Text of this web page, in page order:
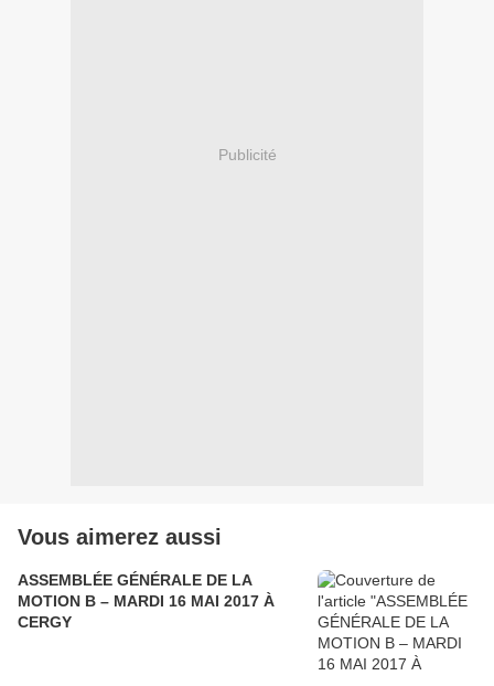
Publicité
Vous aimerez aussi
ASSEMBLÉE GÉNÉRALE DE LA
MOTION B – MARDI 16 MAI 2017 À
CERGY